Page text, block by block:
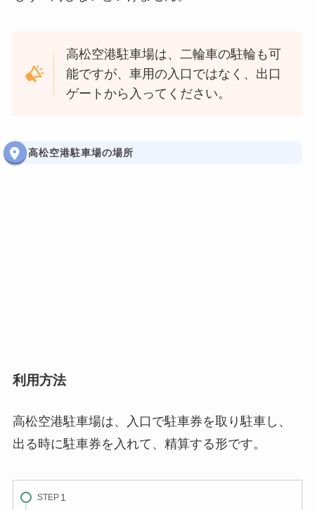
高松空港駐車場は、二輪車の駐輪も可
能ですが、車用の入口ではなく、出口
ゲートから入ってください。
高松空港駐車場の場所
利用方法
高松空港駐車場は、入口で駐車券を取り駐車し、
出る時に駐車券を入れて、精算する形です。
STEP